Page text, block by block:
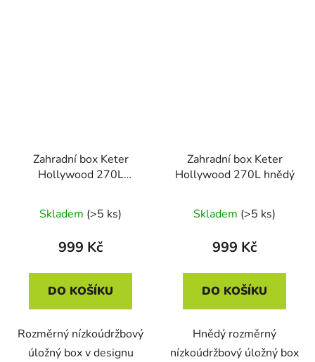
Zahradní box Keter
Hollywood 270L
Skladem (>5 ks)
999 Kč
DO KOŠÍKU
Rozměrný nízkoúdržbový
úložný box v designu
Zahradní box Keter
Hollywood 270L hnědý
Skladem (>5 ks)
999 Kč
DO KOŠÍKU
Hnědý rozměrný
nízkoúdržbový úložný box